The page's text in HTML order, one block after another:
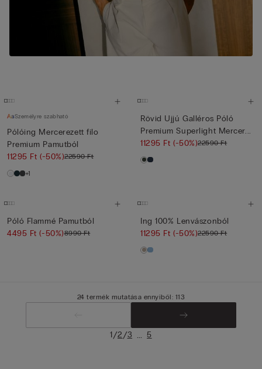
Személyre szabható
Pólóing Mercerezett filo
Premium Pamutból
11295 Ft(-50%)22590 Ft
+1
Rövid Ujjú Galléros Póló
Premium Superlight Mercer...
11295 Ft(-50%)22590 Ft
Póló Flammé Pamutból
4495 Ft(-50%)8990 Ft
Ing 100% Lenvászonból
11295 Ft(-50%)22590 Ft
24 termék mutatása ennyiből: 113
1/2/3 ... 5